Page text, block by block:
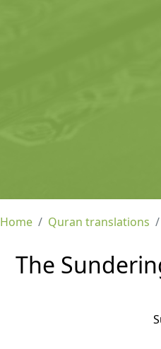
Home Quran translations
The